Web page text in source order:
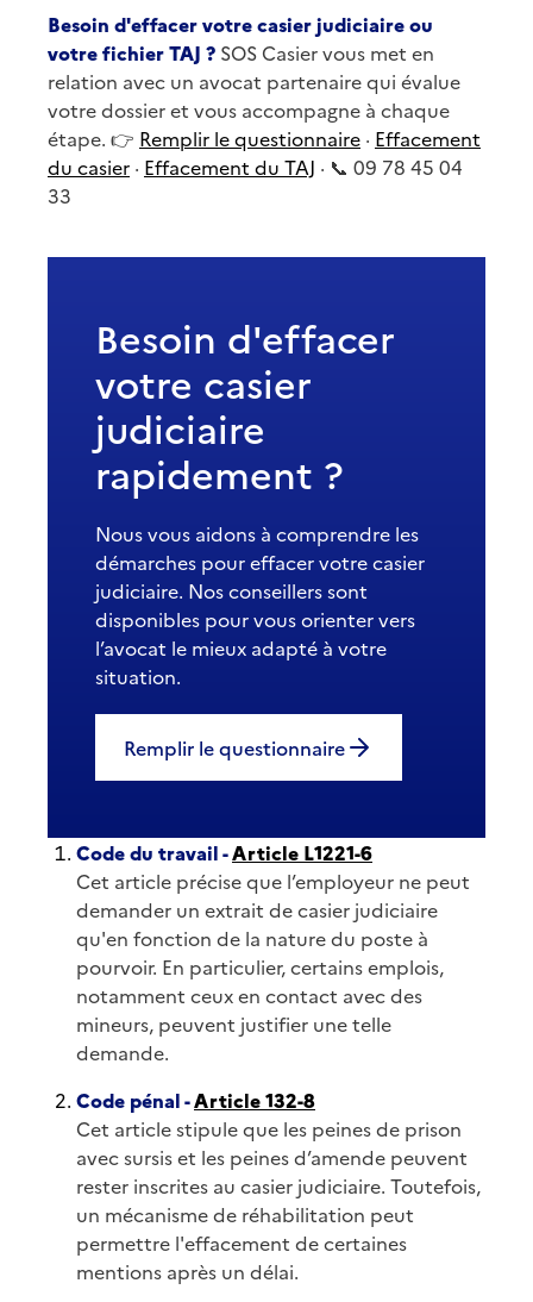
Besoin d'effacer votre casier judiciaire ou
votre fichier TAJ ? SOS Casier vous met en
relation avec un avocat partenaire qui évalue
votre dossier et vous accompagne à chaque
étape. 👉 Remplir le questionnaire · Effacement
du casier · Effacement du TAJ · 📞 09 78 45 04
33
Besoin d'effacer
votre casier
judiciaire
rapidement ?
Nous vous aidons à comprendre les
démarches pour effacer votre casier
judiciaire. Nos conseillers sont
disponibles pour vous orienter vers
l’avocat le mieux adapté à votre
situation.
Remplir le questionnaire
Code du travail -Article L1221-6
Cet article précise que l’employeur ne peut
demander un extrait de casier judiciaire
qu'en fonction de la nature du poste à
pourvoir. En particulier, certains emplois,
notamment ceux en contact avec des
mineurs, peuvent justifier une telle
demande.
Code pénal -Article 132-8
Cet article stipule que les peines de prison
avec sursis et les peines d’amende peuvent
rester inscrites au casier judiciaire. Toutefois,
un mécanisme de réhabilitation peut
permettre l'effacement de certaines
mentions après un délai.